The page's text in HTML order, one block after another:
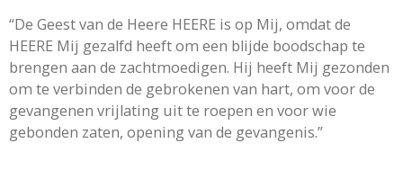
“De Geest van de Heere HEERE is op Mij, omdat de
HEERE Mij gezalfd heeft om een blijde boodschap te
brengen aan de zachtmoedigen. Hij heeft Mij gezonden
om te verbinden de gebrokenen van hart, om voor de
gevangenen vrijlating uit te roepen en voor wie
gebonden zaten, opening van de gevangenis.”